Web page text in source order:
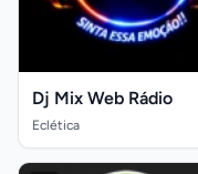
Dj Mix Web Rádio
Eclética